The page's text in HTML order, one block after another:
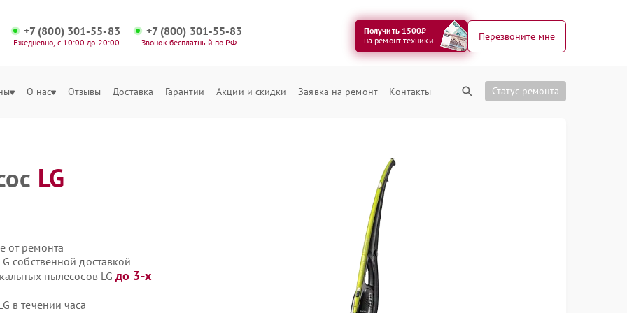
+7 (800) 301-55-83
Ежедневно, с 10:00 до 20:00
+7 (800) 301-55-83
Звонок бесплатный по РФ
Получить 1500₽
на ремонт техники
Перезвоните мне
О нас Отзывы Доставка Гарантии Акции и скидки Заявка на ремонт Контакты Статус ремонта
LG
от ремонта
собственной доставкой
пылесосов LGдо 3-х
в течении часа